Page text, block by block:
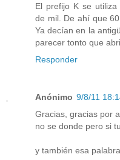
El prefijo K se
de mil. De ahí que
Ya decían en la
parecer tonto que
Responder
Anónimo 9/8/11
Gracias, gracias por
no se donde pero si
y también esa palabra